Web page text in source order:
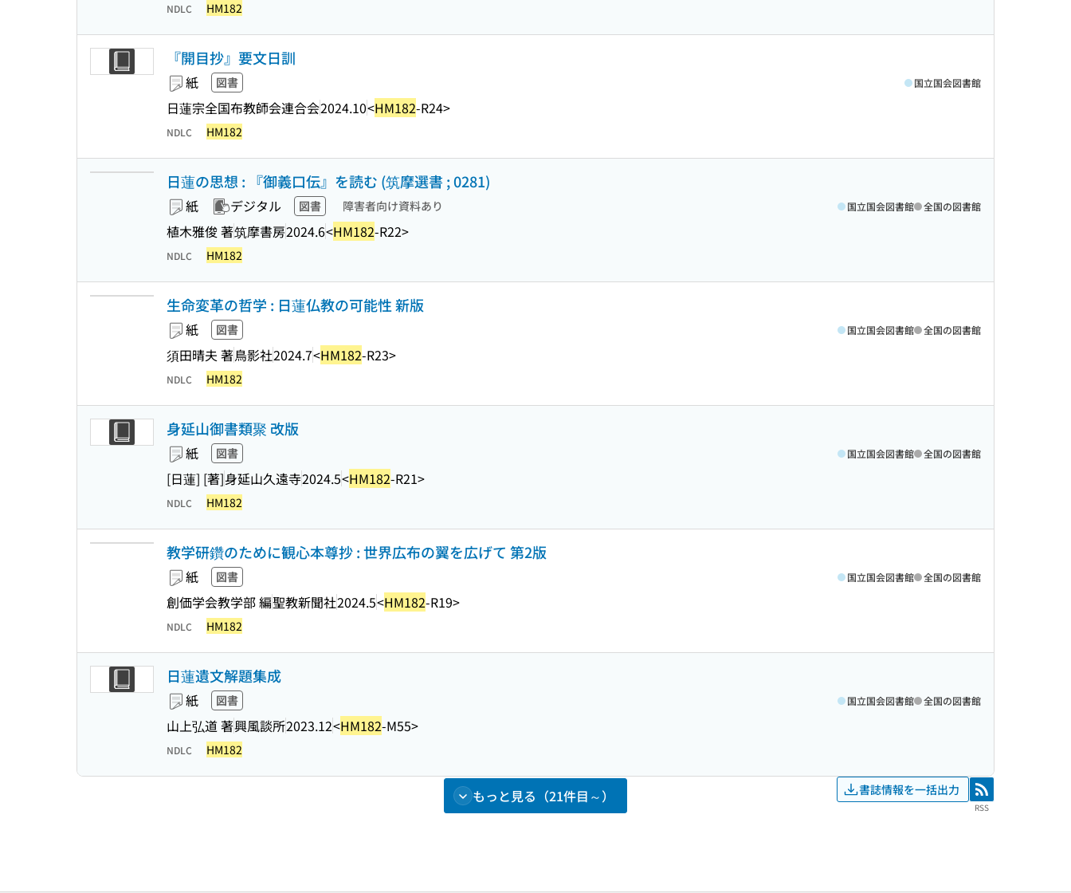
NDLC HM182
『開目抄』要文日訓
紙 図書
日蓮宗全国布教師会連合会2024.10<HM182-R24>
国立国会図書館
NDLC HM182
日蓮の思想 : 『御義口伝』を読む (筑摩選書 ; 0281)
紙 デジタル 図書 障害者向け資料あり
植木雅俊 著筑摩書房2024.6<HM182-R22>
国立国会図書館 全国の図書館
NDLC HM182
生命変革の哲学 : 日蓮仏教の可能性 新版
紙 図書
須田晴夫 著鳥影社2024.7<HM182-R23>
国立国会図書館 全国の図書館
NDLC HM182
身延山御書類聚 改版
紙 図書
[日蓮] [著]身延山久遠寺2024.5<HM182-R21>
国立国会図書館 全国の図書館
NDLC HM182
教学研鑽のために観心本尊抄 : 世界広布の翼を広げて 第2版
紙 図書
創価学会教学部 編聖教新聞社2024.5<HM182-R19>
国立国会図書館 全国の図書館
NDLC HM182
日蓮遺文解題集成
紙 図書
山上弘道 著興風談所2023.12<HM182-M55>
国立国会図書館 全国の図書館
NDLC HM182
もっと見る（21件目～） 書誌情報を一括出力 RSS
RSS